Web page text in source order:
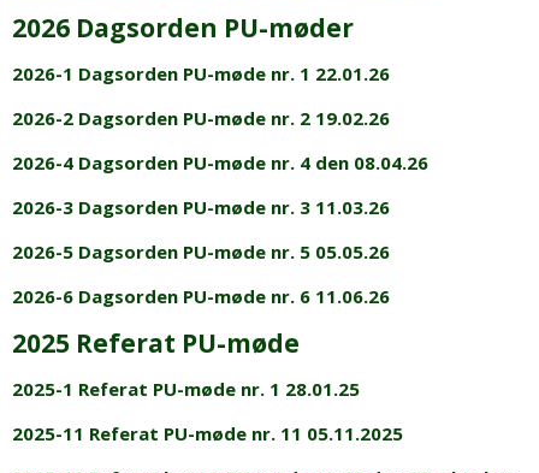
2026 Dagsorden PU-møder
2026-1 Dagsorden PU-møde nr. 1 22.01.26
2026-2 Dagsorden PU-møde nr. 2 19.02.26
2026-4 Dagsorden PU-møde nr. 4 den 08.04.26
2026-3 Dagsorden PU-møde nr. 3 11.03.26
2026-5 Dagsorden PU-møde nr. 5 05.05.26
2026-6 Dagsorden PU-møde nr. 6 11.06.26
2025 Referat PU-møde
2025-1 Referat PU-møde nr. 1 28.01.25
2025-11 Referat PU-møde nr. 11 05.11.2025